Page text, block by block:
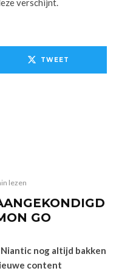
verschijnt.
TWEET
lezen
GO
nog altijd bakken
content